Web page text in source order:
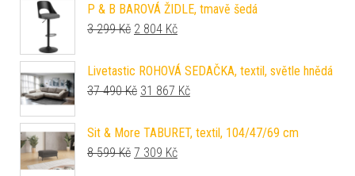
P & B BAROVÁ ŽIDLE, tmavě šedá
3 299Kč Původní cena byla: 3 299 Kč.
2 804 KčAktuální cena je: 2 804 Kč.
Livetastic ROHOVÁ SEDAČKA, textil, světle hnědá
37 490Kč Původní cena byla: 37 490 Kč.
31 867 KčAktuální cena je: 31 867 Kč.
Sit & More TABURET, textil, 104/47/69 cm
8 599Kč Původní cena byla: 8 599 Kč.
7 309 KčAktuální cena je: 7 309 Kč.